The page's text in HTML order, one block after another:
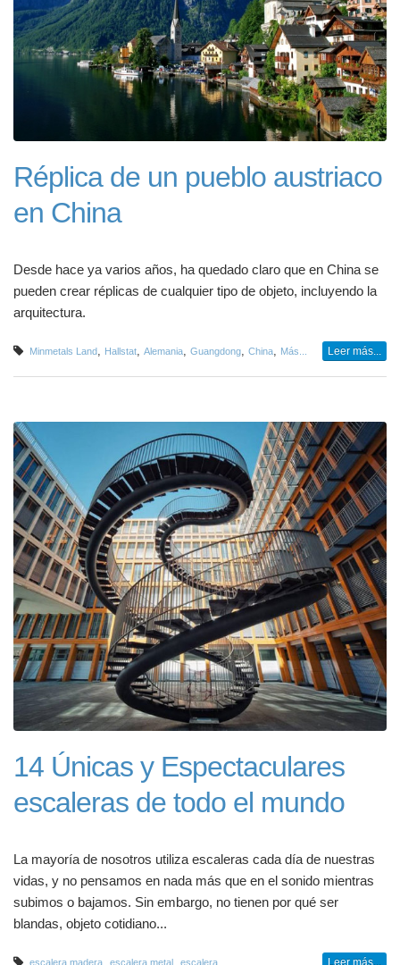
Réplica de un pueblo austriaco
en China
Desde hace ya varios años, ha quedado claro que en China se
pueden crear réplicas de cualquier tipo de objeto, incluyendo la
arquitectura.
Minmetals Land Hallstat Alemania Guangdong China Más... Leer más...
14 Únicas y Espectaculares
escaleras de todo el mundo
La mayoría de nosotros utiliza escaleras cada día de nuestras
vidas, y no pensamos en nada más que en el sonido mientras
subimos o bajamos. Sin embargo, no tienen por qué ser
blandas, objeto cotidiano...
escalera madera escalera metal escalera Leer más...